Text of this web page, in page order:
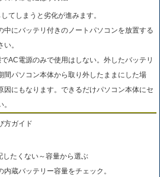
てしまうと劣化が進みます。
中にバッテリ付きのノートパソコンを放置する
。
AC電源のみで使用はしない。外したバッテリ
間パソコン本体から取り外したままにした場
因にもなります。できるだけパソコン本体にセ
方ガイド
したくない～容量から選ぶ
蔵バッテリー容量をチェック。